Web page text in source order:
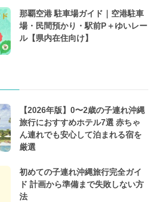
那覇空港 駐車場ガイド｜空港駐車
場・民間預かり・駅前P＋ゆいレー
ル【県内在住向け】
【2026年版】0〜2歳の子連れ沖縄
旅行におすすめホテル7選 赤ちゃ
ん連れでも安心して泊まれる宿を
厳選
初めての子連れ沖縄旅行完全ガイ
ド 計画から準備まで失敗しない方
法